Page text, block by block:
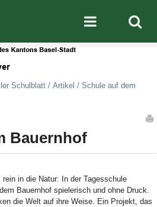
Mobile
Schulblatt / Artikel / Schule auf dem
Bauernhof
in die Natur: In der Tagesschule
Bauernhof spielerisch und ohne Druck.
die Welt auf ihre Weise. Ein Projekt, das